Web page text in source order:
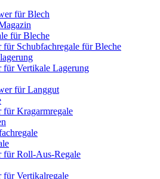
für Blech
für Bleche
für Schubfachregale für Bleche
für Vertikale Lagerung
für Langgut
für Kragarmregale
für Roll-Aus-Regale
für Vertikalregale